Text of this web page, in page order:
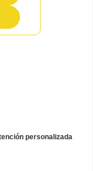
personalizada